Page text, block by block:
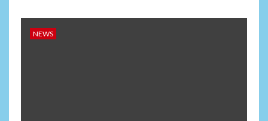
Semakin Kompleks –
NEWS